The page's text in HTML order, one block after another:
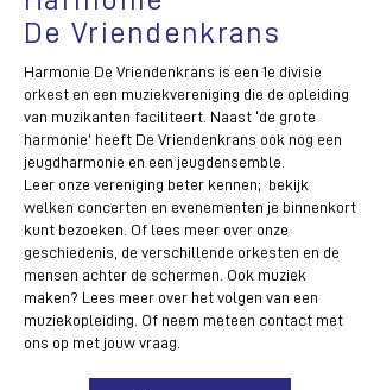
De Vriendenkrans
​​Harmonie De Vriendenkrans is een 1e divisie
orkest en een muziekvereniging die de opleiding
van muzikanten faciliteert. Naast ‘de grote
harmonie’ heeft De Vriendenkrans ook nog een
jeugdharmonie en een jeugdensemble.
Leer onze vereniging beter kennen; bekijk
welken concerten en evenementen je binnenkort
kunt bezoeken. Of lees meer over onze
geschiedenis, de verschillende orkesten en de
mensen achter de schermen. Ook muziek
maken? Lees meer over het volgen van een
muziekopleiding. Of neem meteen contact met
ons op met jouw vraag.